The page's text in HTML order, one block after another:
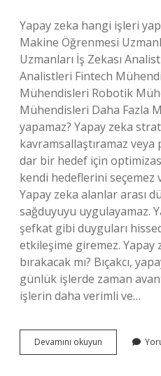
Yapay zeka hangi işleri
Makine Öğrenmesi
Uzmanları İş Zekası
Analistleri Fintech
Mühendisleri Robotik
Mühendisleri Daha Fazla
yapamaz? Yapay zeka
kavramsallaştıramaz veya
dar bir hedef için
kendi hedeflerini seçemez
Yapay zeka alanlar arası
sağduyuyu uygulayamaz.
şefkat gibi duyguları
etkileşime giremez. Yapay
bırakacak mı? Bıçakcı,
günlük işlerde zaman
işlerin daha verimli ve…
Devamını okuyun
Zeka